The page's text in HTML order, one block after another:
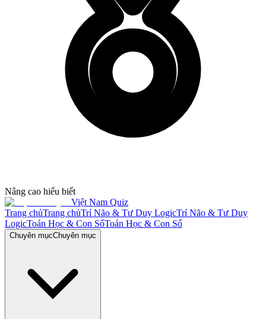
Nâng cao hiểu biết
Việt Nam Quiz
Trang chủTrang chủTrí Não & Tư Duy LogicTrí Não & Tư Duy
LogicToán Học & Con SốToán Học & Con Số
Chuyên mụcChuyên mục